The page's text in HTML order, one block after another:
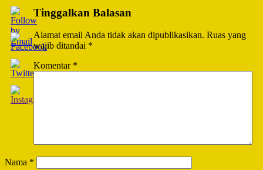
Tinggalkan Balasan
Alamat email Anda tidak akan dipublikasikan. Ruas yang
wajib ditandai *
Komentar *
Nama *